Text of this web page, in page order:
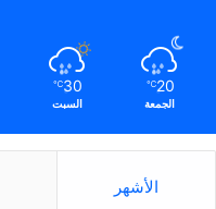
20
℃
الجمعة
30
℃
السبت
الأشهر